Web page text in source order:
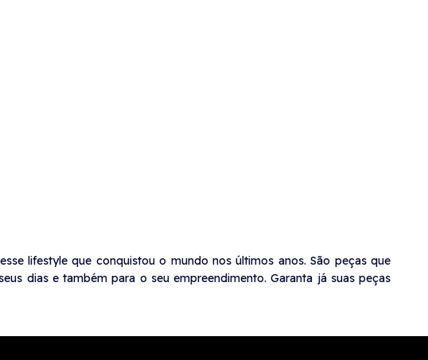
lifestyle que conquistou o mundo nos últimos anos. São peças que
dias e também para o seu empreendimento. Garanta já suas peças